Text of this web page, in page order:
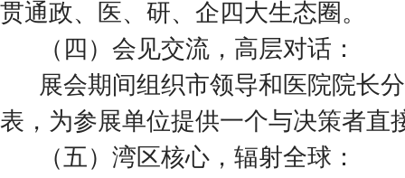
贯通政、医、研、企四大生态圈。
（四）会见交流，高层对话：
展会期间组织市领导和医院院长
表，为参展单位提供一个与决策者直
（五）湾区核心，辐射全球：